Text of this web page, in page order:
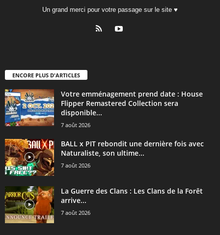
Un grand merci pour votre passage sur le site ♥
ENCORE PLUS D'ARTICLES
Votre emménagement prend date : House
Flipper Remastered Collection sera
disponible...
7 août 2026
BALL x PIT rebondit une dernière fois avec
Naturaliste, son ultime...
7 août 2026
La Guerre des Clans : Les Clans de la Forêt
arrive...
7 août 2026